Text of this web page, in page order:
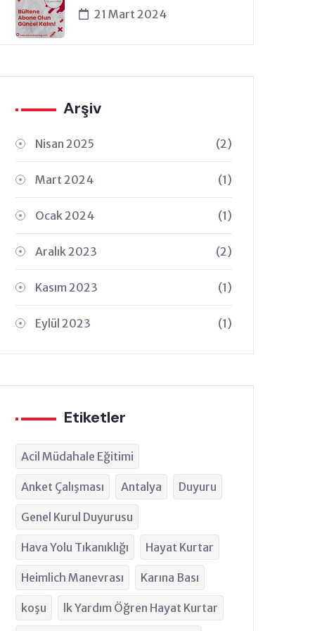
21 Mart 2024
Arşiv
Nisan 2025 (2)
Mart 2024 (1)
Ocak 2024 (1)
Aralık 2023 (2)
Kasım 2023 (1)
Eylül 2023 (1)
Etiketler
Acil Müdahale Eğitimi
Anket Çalışması Antalya Duyuru
Genel Kurul Duyurusu
Hava Yolu Tıkanıklığı Hayat Kurtar
Heimlich Manevrası Karına Bası
koşu lk Yardım Öğren Hayat Kurtar